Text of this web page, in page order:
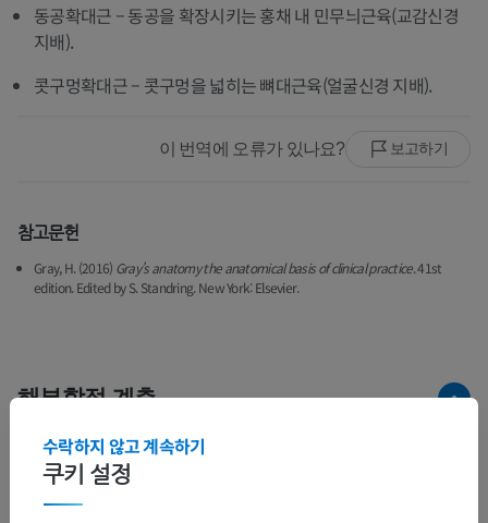
동공확대근 – 동공을 확장시키는 홍채 내 민무늬근육(교감신경
지배).
콧구멍확대근 – 콧구멍을 넓히는 뼈대근육(얼굴신경 지배).
이 번역에 오류가 있나요? 보고하기
참고문헌
Gray, H. (2016) Gray’s anatomy the anatomical basis of clinical practice. 41st
edition. Edited by S. Standring. New York: Elsevier.
해부학적 계층
인체 해부학 2
쿠키 설정
수락하지 않고 계속하기